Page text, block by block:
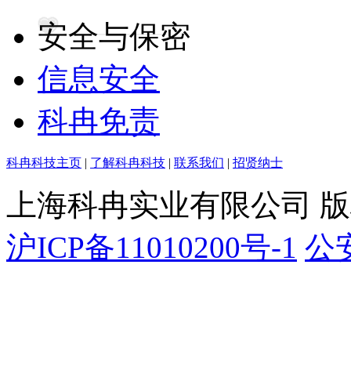
安全与保密
信息安全
科冉免责
科冉科技主页 | 了解科冉科技 | 联系我们 | 招贤纳士
上海科冉实业有限公司
沪ICP备11010200号-1 公